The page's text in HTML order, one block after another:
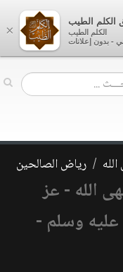
رياض الصالحين
الله - عز
وسلم -
×
الكلم الطيب
الكلم الطيب
- بدون إعلانات